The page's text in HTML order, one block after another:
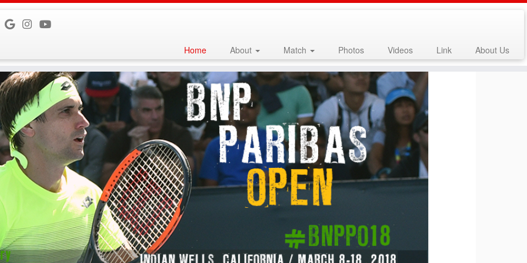
Home About Match Photos Videos Link About Us